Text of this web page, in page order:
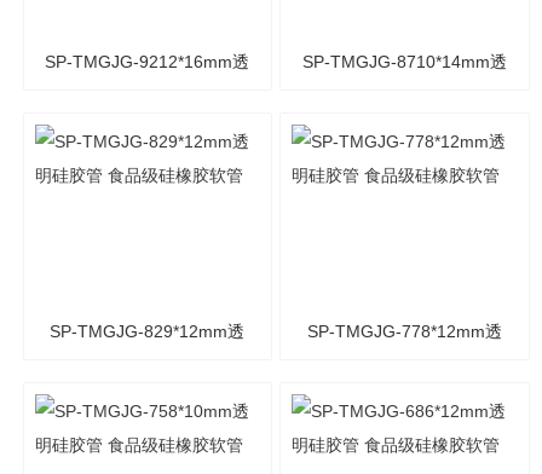
SP-TMGJG-9212*16mm透
管
SP-TMGJG-8710*14mm透
管
SP-TMGJG-829*12mm透
管
SP-TMGJG-778*12mm透
管